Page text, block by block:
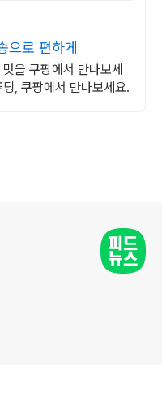
으로 편하게
을 쿠팡에서 만나보세
, 쿠팡에서 만나보세요.